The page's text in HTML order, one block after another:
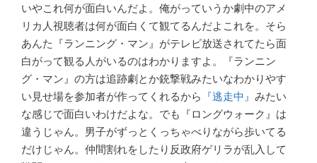
いやこれ何が面白いんだよ。俺がっていうか劇中のアメ
リカ人視聴者は何が面白くて観てるんだよこれを。そら
あんた『ランニング・マン』がテレビ放送されてたら面
白がって観る人がいるのはわかりますよ。『ランニン
グ・マン』の方は追跡劇とか銃撃戦みたいなわかりやす
い見せ場を参加者が作ってくれるから 『逃走中』 みたい
な感じで面白いわけだよな。でも『ロングウォーク』は
違うじゃん。男子がずっとくっちゃべりながら歩いてる
だけじゃん。仲間割れをしたり反政府ゲリラが乱入して